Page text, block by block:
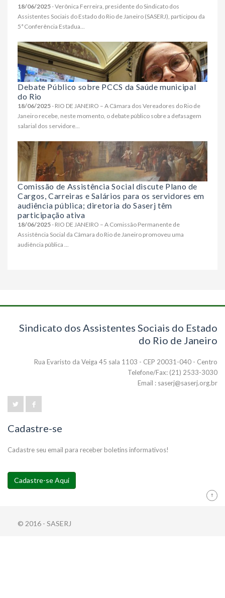
18/06/2025- Verônica Ferreira, presidente do Sindicato dos
Assistentes Sociais do Estado do Rio de Janeiro (SASERJ), participou da
5ª Conferência Estadua...
Debate Público sobre PCCS da Saúde municipal
do Rio
18/06/2025- RIO DE JANEIRO – A Câmara dos Vereadores do Rio de
Janeiro recebe, neste momento, o debate público sobre a defasagem
salarial dos servidore...
Comissão de Assistência Social discute Plano de
Cargos, Carreiras e Salários para os servidores em
audiência pública; diretoria do Saserj têm
participação ativa
18/06/2025- RIO DE JANEIRO – A Comissão Permanente de
Assistência Social da Câmara do Rio de Janeiro promoveu uma
audiência pública ...
Sindicato dos Assistentes Sociais do Estado
do Rio de Janeiro
Rua Evaristo da Veiga 45 sala 1103 - CEP 20031-040 - Centro
Telefone/Fax: (21) 2533-3030
Email : saserj@saserj.org.br
Cadastre-se
Cadastre seu email para receber boletins informativos!
Cadastre-se Aqui
© 2016 - SASERJ